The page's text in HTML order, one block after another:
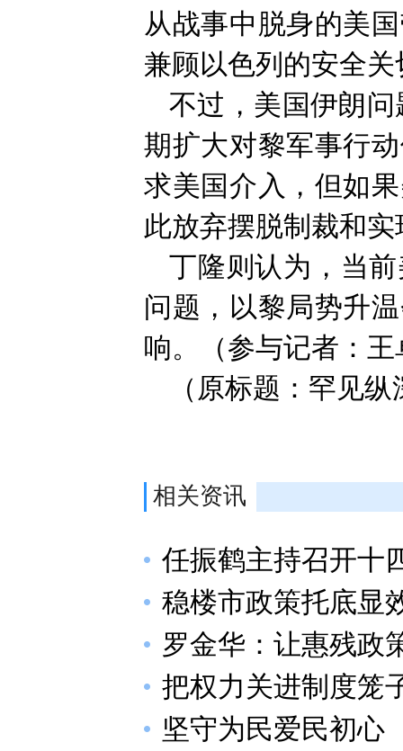
从战事中脱身的美
兼顾以色列的安全
不过，美国伊朗
期扩大对黎军事行
求美国介入，但如
此放弃摆脱制裁和
丁隆则认为，当
问题，以黎局势升
响。（参与记者：王
（原标题：罕见
相关资讯
任振鹤主持召开十
稳楼市政策托底显
罗金华：让惠残政
把权力关进制度笼
坚守为民爱民初心